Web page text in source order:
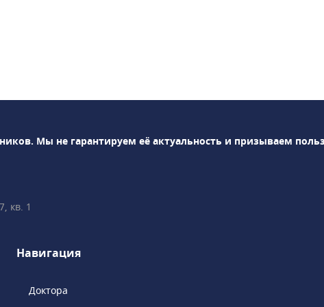
штате центра
Magnetom Skyra
и др.
через час
МРТ можно
РНИМУ им. Н.И.
Мы не гарантируем её актуальность и призываем
кв. 1
Навигация
Доктора